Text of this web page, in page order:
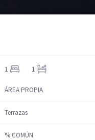
1 1
ÁREA PROPIA
Terrazas
% COMÚN